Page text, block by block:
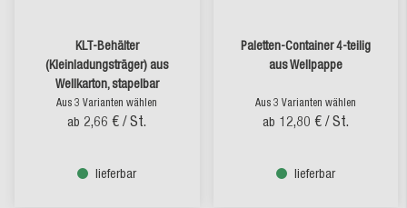
KLT-Behälter
(Kleinladungsträger) aus
Wellkarton, stapelbar
Aus 3 Varianten wählen
ab 2,66 € / St.
lieferbar
Paletten-Container 4-teilig
aus Wellpappe
Aus 3 Varianten wählen
ab 12,80 € / St.
lieferbar